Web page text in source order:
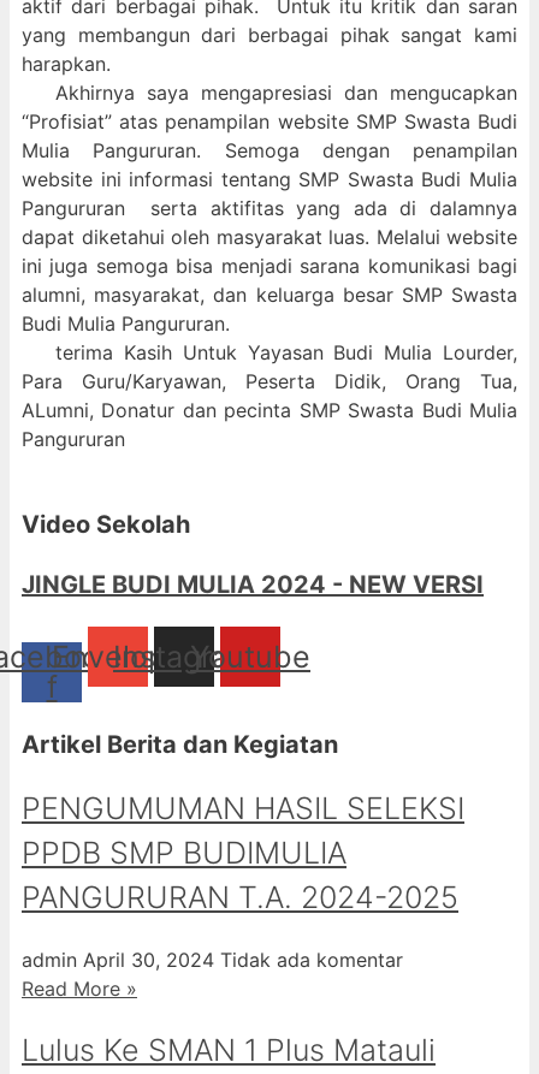
aktif dari berbagai pihak. Untuk itu kritik dan saran
yang membangun dari berbagai pihak sangat kami
harapkan.
Akhirnya saya mengapresiasi dan mengucapkan
“Profisiat” atas penampilan website SMP Swasta Budi
Mulia Pangururan. Semoga dengan penampilan
website ini informasi tentang SMP Swasta Budi Mulia
Pangururan serta aktifitas yang ada di dalamnya
dapat diketahui oleh masyarakat luas. Melalui website
ini juga semoga bisa menjadi sarana komunikasi bagi
alumni, masyarakat, dan keluarga besar SMP Swasta
Budi Mulia Pangururan.
terima Kasih Untuk Yayasan Budi Mulia Lourder,
Para Guru/Karyawan, Peserta Didik, Orang Tua,
ALumni, Donatur dan pecinta SMP Swasta Budi Mulia
Pangururan
Video Sekolah
JINGLE BUDI MULIA 2024 - NEW VERSI
f
Envelope
Instagram
Youtube
Artikel Berita dan Kegiatan
PENGUMUMAN HASIL SELEKSI
PPDB SMP BUDIMULIA
PANGURURAN T.A. 2024-2025
admin April 30, 2024 Tidak ada komentar
Read More »
Lulus Ke SMAN 1 Plus Matauli